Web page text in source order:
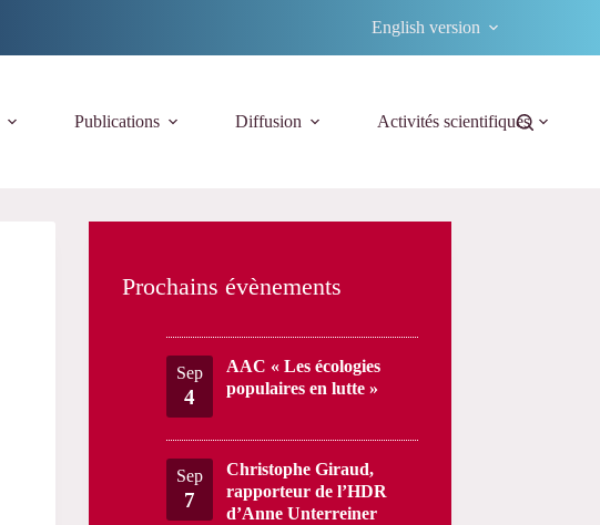
English version
Publications Diffusion Activités scientifiques
Prochains évènements
Sep
4
AAC « Les écologies
populaires en lutte »
Sep
7
Christophe Giraud,
rapporteur de l’HDR
d’Anne Unterreiner